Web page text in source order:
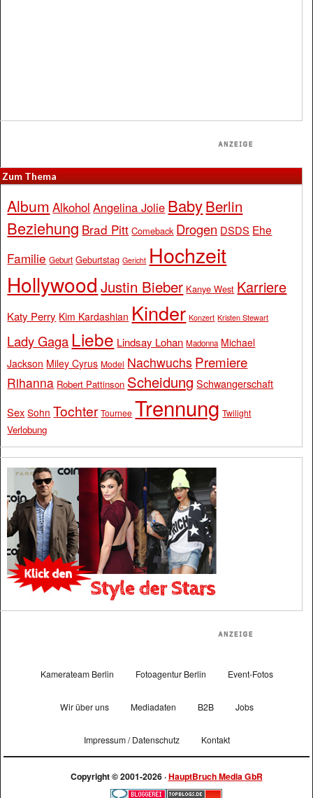
Zum Thema
Album Alkohol Angelina Jolie BabyBerlin
Beziehung Brad Pitt Comeback Drogen DSDS Ehe
Familie Geburt Geburtstag Gericht Hochzeit
Hollywood Justin Bieber Kanye West Karriere
Katy Perry Kim Kardashian Kinder Konzert Kristen Stewart
Lady Gaga Liebe Lindsay Lohan Madonna Michael
Jackson Miley Cyrus Model Nachwuchs Premiere
Rihanna Robert Pattinson Scheidung Schwangerschaft
Sex Sohn Tochter Tournee Trennung Twilight
Verlobung
Kamerateam Berlin Fotoagentur Berlin Event-Fotos
Wir über uns Mediadaten B2B Jobs
Impressum / Datenschutz Kontakt
Copyright © 2001-2026 ·HauptBruch Media GbR